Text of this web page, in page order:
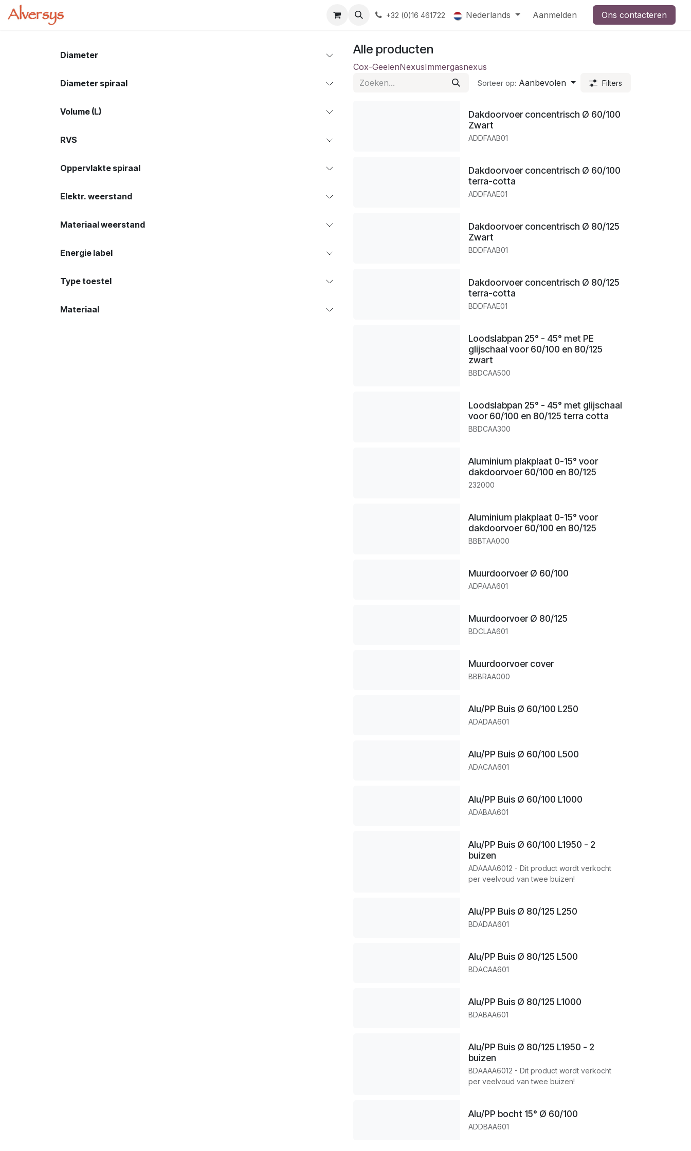
Overslaan naar inhoud
+32 (0)16 461722 Nederlands Aanmelden Ons contacteren
Diameter
Diameter spiraal
Volume (L)
RVS
Oppervlakte spiraal
Elektr. weerstand
Materiaal weerstand
Energie label
Type toestel
Materiaal
Alle producten
Cox-GeelenNexusImmergasnexus
Sorteer op: Aanbevolen Filters
Dakdoorvoer concentrisch Ø 60/100
Zwart
ADDFAAB01
Dakdoorvoer concentrisch Ø 60/100
terra-cotta
ADDFAAE01
Dakdoorvoer concentrisch Ø 80/125
Zwart
BDDFAAB01
Dakdoorvoer concentrisch Ø 80/125
terra-cotta
BDDFAAE01
Loodslabpan 25° - 45° met PE
glijschaal voor 60/100 en 80/125
zwart
BBDCAA500
Loodslabpan 25° - 45° met glijschaal
voor 60/100 en 80/125 terra cotta
BBDCAA300
Aluminium plakplaat 0-15° voor
dakdoorvoer 60/100 en 80/125
232000
Aluminium plakplaat 0-15° voor
dakdoorvoer 60/100 en 80/125
BBBTAA000
Muurdoorvoer Ø 60/100
ADPAAA601
Muurdoorvoer Ø 80/125
BDCLAA601
Muurdoorvoer cover
BBBRAA000
Alu/PP Buis Ø 60/100 L250
ADADAA601
Alu/PP Buis Ø 60/100 L500
ADACAA601
Alu/PP Buis Ø 60/100 L1000
ADABAA601
Alu/PP Buis Ø 60/100 L1950 - 2
buizen
ADAAAA6012 - Dit product wordt verkocht
per veelvoud van twee buizen!
Alu/PP Buis Ø 80/125 L250
BDADAA601
Alu/PP Buis Ø 80/125 L500
BDACAA601
Alu/PP Buis Ø 80/125 L1000
BDABAA601
Alu/PP Buis Ø 80/125 L1950 - 2
buizen
BDAAAA6012 - Dit product wordt verkocht
per veelvoud van twee buizen!
Alu/PP bocht 15° Ø 60/100
ADDBAA601